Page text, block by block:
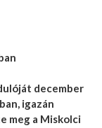
december
igazán
meg a Miskolci